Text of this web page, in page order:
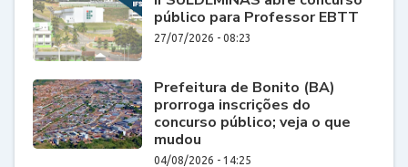
público para Professor EBTT
27/07/2026 - 08:23
Prefeitura de Bonito (BA)
prorroga inscrições do
concurso público; veja o que
mudou
04/08/2026 - 14:25